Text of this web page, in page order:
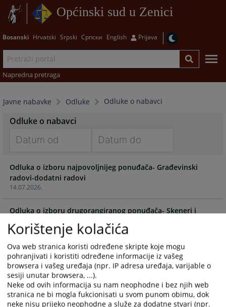
Općinski sud u Zenici
Bosanski Hrvatski Srpski Српски English Prijava
Napredna pretraga
Javne nabavke Odluke Odluke o nabavci
Odluke o nabavci
forward
to
interact
with
the
calendar
and
select
a
date.
Press
the
question
forward
with
the
calendar
and
select
a
date.
Press
the
question
14.07.2026.
Odluka o izboru najpovoljnijeg ponuđača- Građevinski
radovi-dodatni radovi
03.07.2026.
Odluka o izboru drugorangiranog ponuđača- Skeneri i
printeri
12.06.2026.
Odluka o poništenju postupka javne nabavke-Pregovrački
postupak
Odluka o prihvatanju ponude - Nabavka telefonskih usluga
Korištenje kolačića
Ova web stranica koristi određene skripte koje mogu
pohranjivati i koristiti određene informacije iz vašeg
browsera i vašeg uređaja (npr. IP adresa uređaja, varijable o
sesiji unutar browsera, ...).
Neke od ovih informacija su nam neophodne i bez njih web
stranica ne bi mogla fukcionisati u svom punom obimu, dok
neke nisu prijeko neophodne a služe za dodatne stvari (npr.